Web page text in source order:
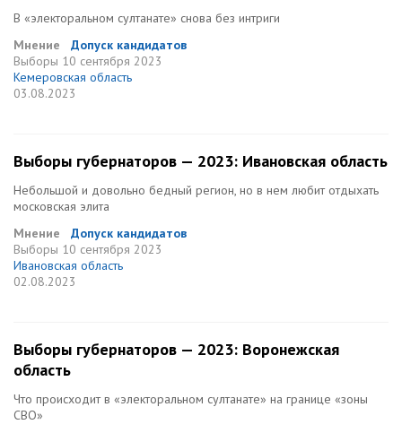
В «электоральном султанате» снова без интриги
Мнение
Допуск кандидатов
Выборы 10 сентября 2023
Кемеровская область
03.08.2023
Выборы губернаторов — 2023: Ивановская область
Небольшой и довольно бедный регион, но в нем любит отдыхать
московская элита
Мнение
Допуск кандидатов
Выборы 10 сентября 2023
Ивановская область
02.08.2023
Выборы губернаторов — 2023: Воронежская
область
Что происходит в «электоральном султанате» на границе «зоны
СВО»